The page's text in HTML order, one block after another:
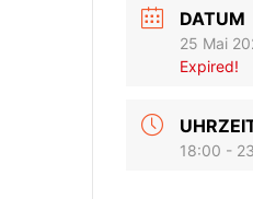
DATUM
25 Mai
Expired!
18:00 -